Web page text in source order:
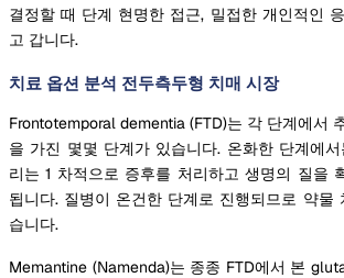
결정할 때 단계 현명한 접근, 밀접한 개인적인
고 갑니다.
치료 옵션 분석 전두측두형 치매 시장
Frontotemporal dementia (FTD)는 각 단계에서
을 가진 몇몇 단계가 있습니다. 온화한 단계에
리는 1 차적으로 증후를 처리하고 생명의 질을
됩니다. 질병이 온건한 단계로 진행되므로 약물
습니다.
Memantine (Namenda)는 종종 FTD에서 본